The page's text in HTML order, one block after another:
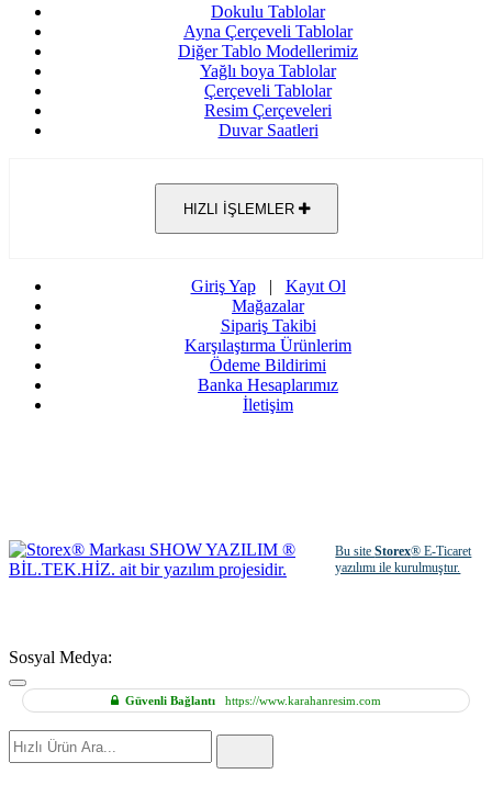
Dokulu Tablolar
Ayna Çerçeveli Tablolar
Diğer Tablo Modellerimiz
Yağlı boya Tablolar
Çerçeveli Tablolar
Resim Çerçeveleri
Duvar Saatleri
HIZLI İŞLEMLER
Giriş Yap| Kayıt Ol
Mağazalar
Sipariş Takibi
Karşılaştırma Ürünlerim
Ödeme Bildirimi
Banka Hesaplarımız
İletişim
Bu siteStorex® E-Ticaret
yazılımı ile kurulmuştur.
Sosyal Medya:
Güvenli Bağlantı https://www.karahanresim.com
Hızlı
Ürün